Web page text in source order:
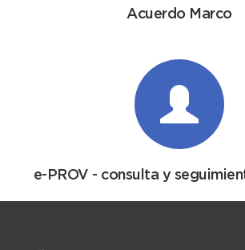
Acuerdo Marco
e-PROV - consulta y